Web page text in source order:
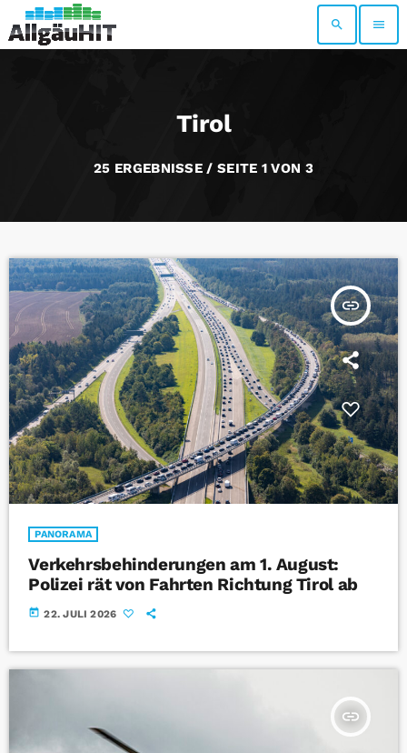
search menu
Tirol
25 ERGEBNISSE / SEITE 1 VON 3
insert_link
PANORAMA
Verkehrsbehinderungen am 1. August:
Polizei rät von Fahrten Richtung Tirol ab
today 22. JULI 2026
insert_link